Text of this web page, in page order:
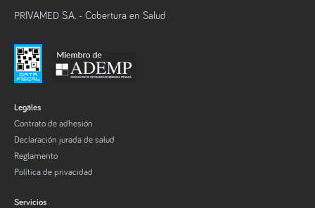
PRIVAMED S.A. - Cobertura en Salud
Legales
Contrato de adhesión
Declaración jurada de salud
Reglamento
Política de privacidad
Servicios